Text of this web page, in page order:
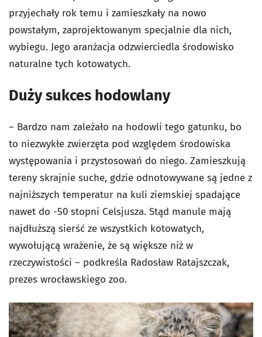
przyjechały rok temu i zamieszkały na nowo
powstałym, zaprojektowanym specjalnie dla nich,
wybiegu. Jego aranżacja odzwierciedla środowisko
naturalne tych kotowatych.
Duży sukces hodowlany
– Bardzo nam zależało na hodowli tego gatunku, bo
to niezwykłe zwierzęta pod względem środowiska
występowania i przystosowań do niego. Zamieszkują
tereny skrajnie suche, gdzie odnotowywane są jedne z
najniższych temperatur na kuli ziemskiej spadające
nawet do -50 stopni Celsjusza. Stąd manule mają
najdłuższą sierść ze wszystkich kotowatych,
wywołującą wrażenie, że są większe niż w
rzeczywistości – podkreśla Radosław Ratajszczak,
prezes wrocławskiego zoo.